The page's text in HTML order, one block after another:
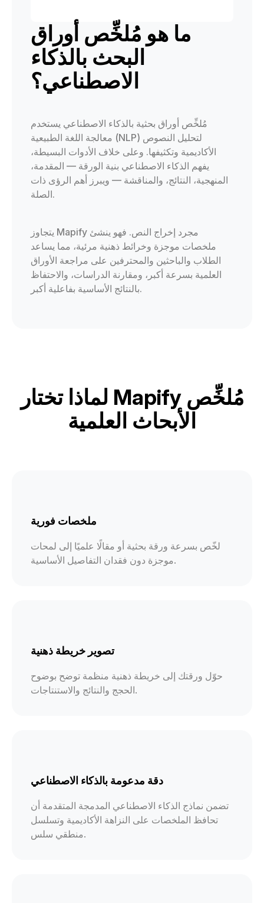
ما هو مُلخِّص أوراق
البحث بالذكاء
الاصطناعي؟
مُلخِّص أوراق بحثية بالذكاء الاصطناعي يستخدم
معالجة اللغة الطبيعية (NLP) لتحليل النصوص
الأكاديمية وتكثيفها. وعلى خلاف الأدوات البسيطة،
يفهم الذكاء الاصطناعي بنية الورقة — المقدمة،
المنهجية، النتائج، والمناقشة — ويبرز أهم الرؤى ذات
الصلة.
يتجاوز Mapify مجرد إخراج النص. فهو ينشئ
ملخصات موجزة وخرائط ذهنية مرئية، مما يساعد
الطلاب والباحثين والمحترفين على مراجعة الأوراق
العلمية بسرعة أكبر، ومقارنة الدراسات، والاحتفاظ
بالنتائج الأساسية بفاعلية أكبر.
لماذا تختار Mapify مُلخِّص
الأبحاث العلمية
ملخصات فورية
لخّص بسرعة ورقة بحثية أو مقالًا علميًا إلى لمحات
موجزة دون فقدان التفاصيل الأساسية.
تصوير خريطة ذهنية
حوّل ورقتك إلى خريطة ذهنية منظمة توضح بوضوح
الحجج والنتائج والاستنتاجات.
دقة مدعومة بالذكاء الاصطناعي
تضمن نماذج الذكاء الاصطناعي المدمجة المتقدمة أن
تحافظ الملخصات على النزاهة الأكاديمية وتسلسل
منطقي سلس.